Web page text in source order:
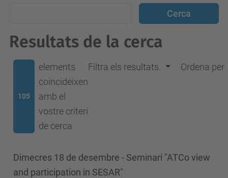
Resultats de la cerca
105
elements
coincideixen
amb el
vostre criteri
de cerca
Filtra els resultats. Ordena per
Dimecres 18 de desembre - Seminari "ATCo view
and participation in SESAR"